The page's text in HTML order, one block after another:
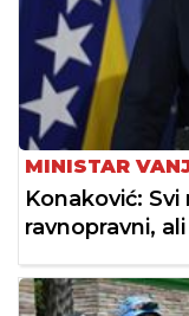
MINISTAR
Konaković:
ravnopravni,